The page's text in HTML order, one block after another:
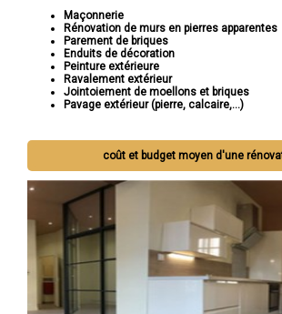
Maçonnerie
Rénovation de murs en pierres apparentes
Parement de briques
Enduits de décoration
Peinture extérieure
Ravalement extérieur
Jointoiement de moellons et briques
Pavage extérieur (pierre, calcaire,...)
coût et budget moyen d'une